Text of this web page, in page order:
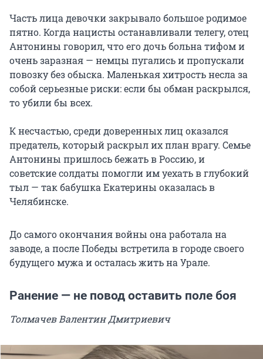
Часть лица девочки закрывало большое родимое
пятно. Когда нацисты останавливали телегу, отец
Антонины говорил, что его дочь больна тифом и
очень заразная — немцы пугались и пропускали
повозку без обыска. Маленькая хитрость несла за
собой серьезные риски: если бы обман раскрылся,
то убили бы всех.
К несчастью, среди доверенных лиц оказался
предатель, который раскрыл их план врагу. Семье
Антонины пришлось бежать в Россию, и
советские солдаты помогли им уехать в глубокий
тыл — так бабушка Екатерины оказалась в
Челябинске.
До самого окончания войны она работала на
заводе, а после Победы встретила в городе своего
будущего мужа и осталась жить на Урале.
Ранение — не повод оставить поле боя
Толмачев Валентин Дмитриевич